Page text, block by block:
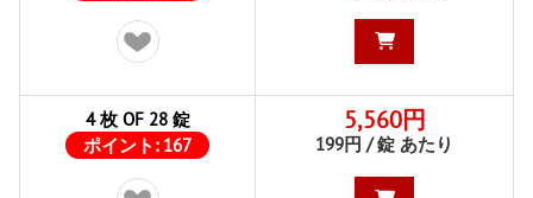
4 枚 OF 28 錠
ポイント: 167
5,560円
199円 / 錠 あたり